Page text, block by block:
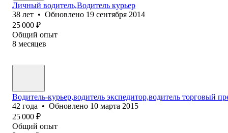
Личный водитель,Водитель курьер
38 лет • Обновлено 19 сентября 2014
25 000 ₽
Общий опыт
8 месяцев
Водитель-курьер,водитель экспедитор,водитель торговый
42 года • Обновлено 10 марта 2015
25 000 ₽
Общий опыт